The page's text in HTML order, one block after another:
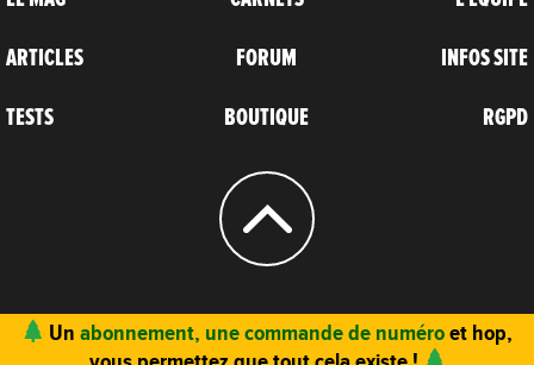
ARTICLES
TESTS
FORUM
BOUTIQUE
INFOS SITE
RGPD
© 2004 - 2026 CARNETS D’AVENTURES
Un abonnement, une commande de numéroet hop,